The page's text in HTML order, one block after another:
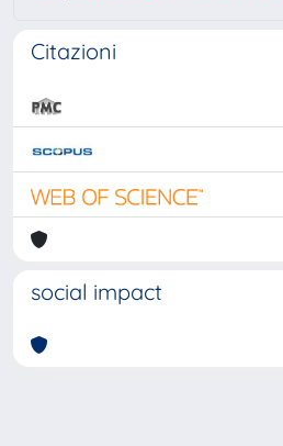
Citazioni
social impact